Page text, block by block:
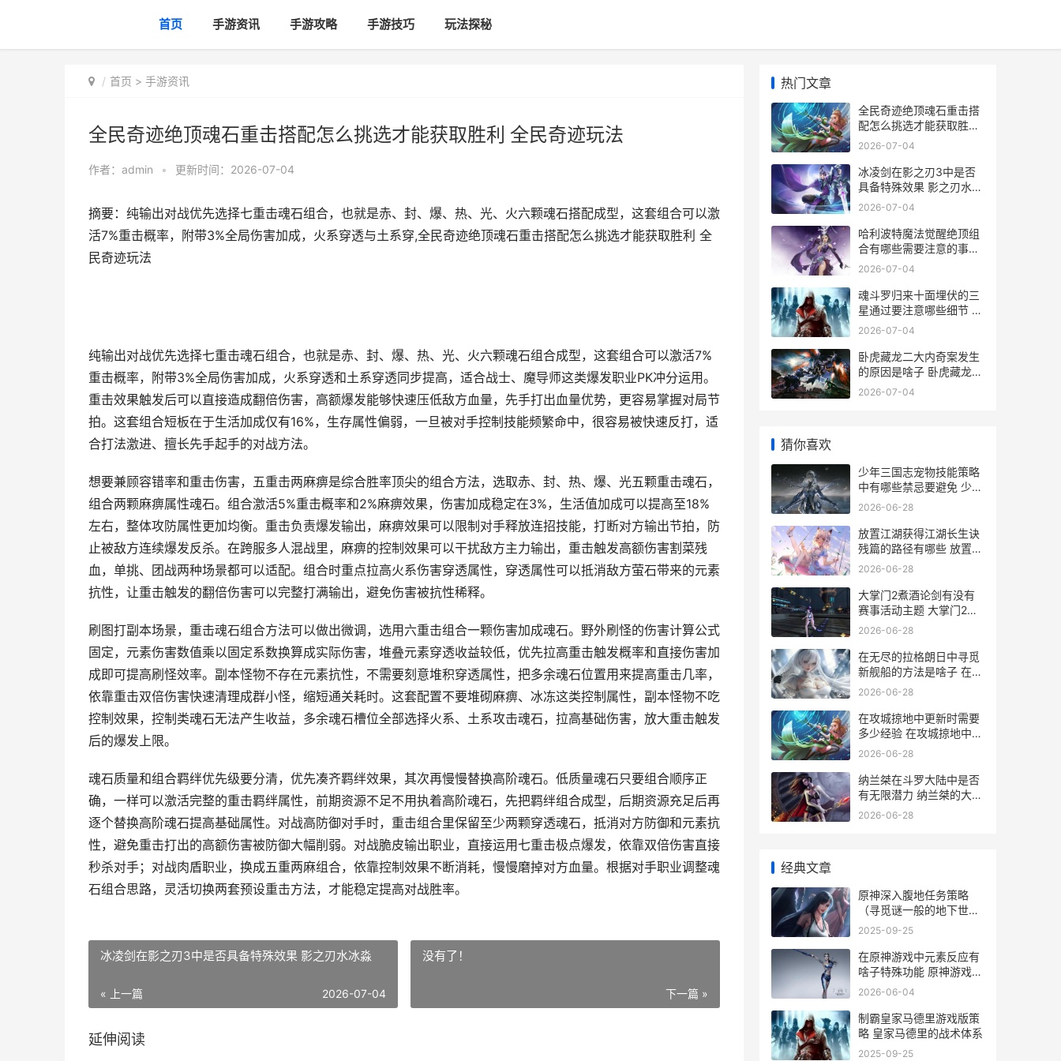
首页 手游资讯 手游攻略 手游技巧 玩法探秘
首页 > 手游资讯
全民奇迹绝顶魂石重击搭配怎么挑选才能获取胜利 全民奇迹玩法
作者： admin • 更新时间：2026-07-04
摘要：纯输出对战优先选择七重击魂石组合，也就是赤、封、爆、热、光、火六颗魂石搭配成型，这套组合可以激
活7%重击概率，附带3%全局伤害加成，火系穿透与土系穿,全民奇迹绝顶魂石重击搭配怎么挑选才能获取胜利 全
民奇迹玩法
纯输出对战优先选择七重击魂石组合，也就是赤、封、爆、热、光、火六颗魂石组合成型，这套组合可以激活7%
重击概率，附带3%全局伤害加成，火系穿透和土系穿透同步提高，适合战士、魔导师这类爆发职业PK冲分运用。
重击效果触发后可以直接造成翻倍伤害，高额爆发能够快速压低敌方血量，先手打出血量优势，更容易掌握对局节
拍。这套组合短板在于生活加成仅有16%，生存属性偏弱，一旦被对手控制技能频繁命中，很容易被快速反打，适
合打法激进、擅长先手起手的对战方法。
想要兼顾容错率和重击伤害，五重击两麻痹是综合胜率顶尖的组合方法，选取赤、封、热、爆、光五颗重击魂石，
组合两颗麻痹属性魂石。组合激活5%重击概率和2%麻痹效果，伤害加成稳定在3%，生活值加成可以提高至18%
左右，整体攻防属性更加均衡。重击负责爆发输出，麻痹效果可以限制对手释放连招技能，打断对方输出节拍，防
止被敌方连续爆发反杀。在跨服多人混战里，麻痹的控制效果可以干扰敌方主力输出，重击触发高额伤害割菜残
血，单挑、团战两种场景都可以适配。组合时重点拉高火系伤害穿透属性，穿透属性可以抵消敌方萤石带来的元素
抗性，让重击触发的翻倍伤害可以完整打满输出，避免伤害被抗性稀释。
刷图打副本场景，重击魂石组合方法可以做出微调，选用六重击组合一颗伤害加成魂石。野外刷怪的伤害计算公式
固定，元素伤害数值乘以固定系数换算成实际伤害，堆叠元素穿透收益较低，优先拉高重击触发概率和直接伤害加
成即可提高刷怪效率。副本怪物不存在元素抗性，不需要刻意堆积穿透属性，把多余魂石位置用来提高重击几率，
依靠重击双倍伤害快速清理成群小怪，缩短通关耗时。这套配置不要堆砌麻痹、冰冻这类控制属性，副本怪物不吃
控制效果，控制类魂石无法产生收益，多余魂石槽位全部选择火系、土系攻击魂石，拉高基础伤害，放大重击触发
后的爆发上限。
魂石质量和组合羁绊优先级要分清，优先凑齐羁绊效果，其次再慢慢替换高阶魂石。低质量魂石只要组合顺序正
确，一样可以激活完整的重击羁绊属性，前期资源不足不用执着高阶魂石，先把羁绊组合成型，后期资源充足后再
逐个替换高阶魂石提高基础属性。对战高防御对手时，重击组合里保留至少两颗穿透魂石，抵消对方防御和元素抗
性，避免重击打出的高额伤害被防御大幅削弱。对战脆皮输出职业，直接运用七重击极点爆发，依靠双倍伤害直接
秒杀对手；对战肉盾职业，换成五重两麻组合，依靠控制效果不断消耗，慢慢磨掉对方血量。根据对手职业调整魂
石组合思路，灵活切换两套预设重击方法，才能稳定提高对战胜率。
冰凌剑在影之刃3中是否具备特殊效果 影之刃水冰淼
« 上一篇 2026-07-04
没有了！
下一篇 »
延伸阅读
热门文章
全民奇迹绝顶魂石重击搭
配怎么挑选才能获取胜利
全民奇迹玩法
2026-07-04
冰凌剑在影之刃3中是否
具备特殊效果 影之刃水冰
淼
2026-07-04
哈利波特魔法觉醒绝顶组
合有哪些需要注意的事项
哈利波特魔法觉醒华为渠
2026-07-04
魂斗罗归来十面埋伏的三
星通过要注意哪些细节 魂
斗罗归来107值得拥有吗
2026-07-04
卧虎藏龙二大内奇案发生
的原因是啥子 卧虎藏龙2
简介
2026-07-04
猜你喜欢
少年三国志宠物技能策略
中有哪些禁忌要避免 少年
三国志宠物上阵和护佑哪
2026-06-28
放置江湖获得江湖长生诀
残篇的路径有哪些 放置江
湖江湖武学
2026-06-28
大掌门2煮酒论剑有没有
赛事活动主题 大掌门2酒
量最高多少
2026-06-28
在无尽的拉格朗日中寻觅
新舰船的方法是啥子 在无
尽的拉格朗日中如何快速
2026-06-28
在攻城掠地中更新时需要
多少经验 在攻城掠地中更
强的英雄
2026-06-28
纳兰桀在斗罗大陆中是否
有无限潜力 纳兰桀的大结
局
2026-06-28
经典文章
原神深入腹地任务策略
（寻觅谜一般的地下世界
深入腹地血墙
2025-09-25
在原神游戏中元素反应有
啥子特殊功能 原神游戏中
元素属性有几种
2026-06-04
制霸皇家马德里游戏版策
略 皇家马德里的战术体系
2025-09-25